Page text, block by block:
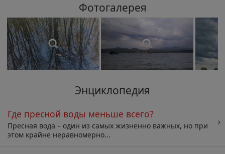
Фотогалерея
Энциклопедия
Где пресной воды меньше всего?
Пресная вода – один из самых жизненно важных, но при
этом крайне неравномерно...